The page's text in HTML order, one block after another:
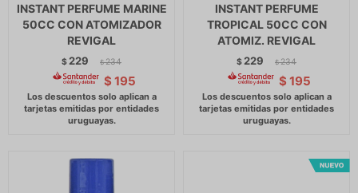
INSTANT PERFUME MARINE
50CC CON ATOMIZADOR
REVIGAL
$ 229 $ 234
$ 195
INSTANT PERFUME
TROPICAL 50CC CON
ATOMIZ. REVIGAL
$ 229 $ 234
$ 195